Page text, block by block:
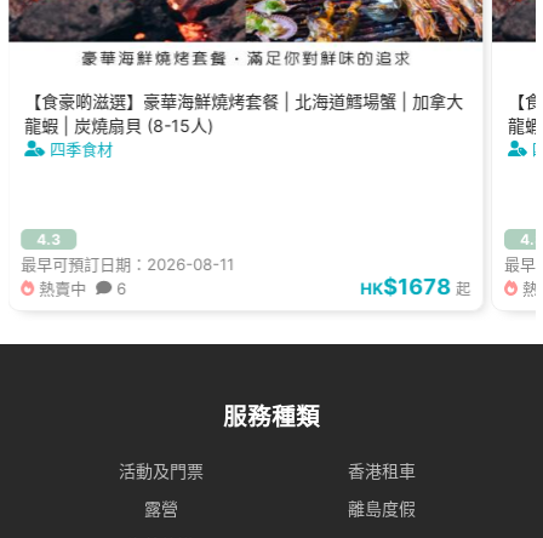
【食豪啲滋選】豪華海鮮燒烤套餐 | 北海道鱈場蟹 | 加拿大
龍蝦 | 炭燒扇貝 (8-15人)
四季食材
4.3
最早可預訂日期：2026-08-11
熱賣中
6 HK$1678 起
【
龍
4.3
最早
服務種類
活動及門票
香港租車
露營
離島度假